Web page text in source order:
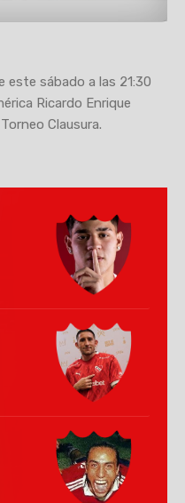
este sábado a las 21:30
Ricardo Enrique
Clausura.